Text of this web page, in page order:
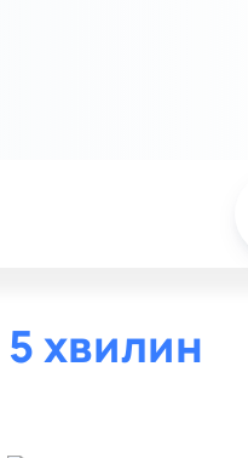
5 хвилин